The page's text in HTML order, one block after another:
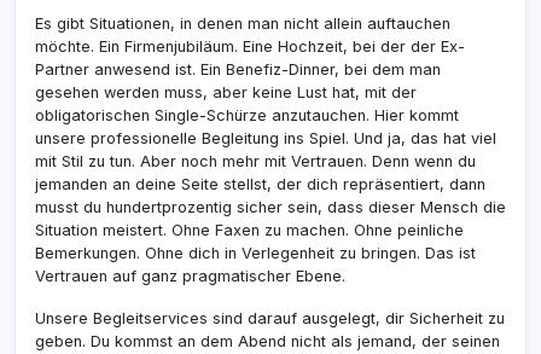
Es gibt Situationen, in denen man nicht allein auftauchen
möchte. Ein Firmenjubiläum. Eine Hochzeit, bei der der Ex-
Partner anwesend ist. Ein Benefiz-Dinner, bei dem man
gesehen werden muss, aber keine Lust hat, mit der
obligatorischen Single-Schürze anzutauchen. Hier kommt
unsere professionelle Begleitung ins Spiel. Und ja, das hat viel
mit Stil zu tun. Aber noch mehr mit Vertrauen. Denn wenn du
jemanden an deine Seite stellst, der dich repräsentiert, dann
musst du hundertprozentig sicher sein, dass dieser Mensch die
Situation meistert. Ohne Faxen zu machen. Ohne peinliche
Bemerkungen. Ohne dich in Verlegenheit zu bringen. Das ist
Vertrauen auf ganz pragmatischer Ebene.
Unsere Begleitservices sind darauf ausgelegt, dir Sicherheit zu
geben. Du kommst an dem Abend nicht als jemand, der seinen